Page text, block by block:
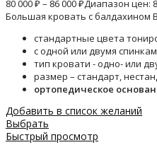
80 000₽ – 86 000₽Диапазон цен:
Большая кровать с балдахином
стандартные цвета
с одной или двумя
тип кровати - одно- или
размер – стандарт,
ортопедическое
Добавить в список желаний
Выбрать
Быстрый просмотр